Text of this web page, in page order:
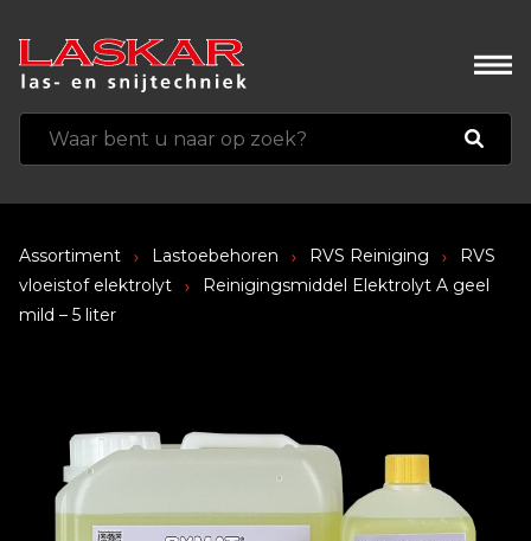
Assortiment Lastoebehoren RVS Reiniging
RVS
vloeistof elektrolyt
Reinigingsmiddel Elektrolyt A geel
mild – 5 liter